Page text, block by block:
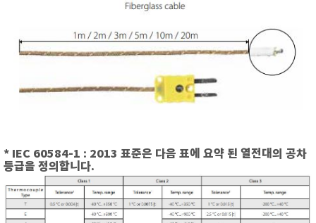
THERMO LAB
UNITTA
UPRTEK
WATER-I.D
WTW
* IEC 60584-1 : 2013 표준은 다음 표에 요약 된 열전대의 공차
등급을 정의합니다.